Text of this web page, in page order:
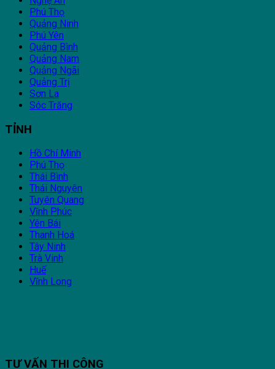
Phú Thọ
Quảng Ninh
Phú Yên
Quảng Bình
Quảng Nam
Quảng Ngãi
Quảng Trị
Sơn La
Sóc Trăng
TỈNH
Hồ Chí Minh
Phú Thọ
Thái Bình
Thái Nguyên
Tuyên Quang
Vĩnh Phúc
Yên Bái
Thanh Hoá
Tây Ninh
Trà Vinh
Huế
Vĩnh Long
TƯ VẤN THI CÔNG